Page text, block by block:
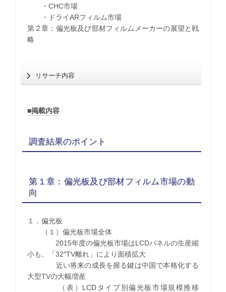
・CHC市場
・ドライARフィルム市場
第２章：偏光板及び部材フィルムメーカーの展望と戦
略
リサーチ内容
■掲載内容
調査結果のポイント
第１章：偏光板及び部材フィルム市場の動
向
１．偏光板
（１）偏光板市場全体
2015年度の偏光板市場はLCDパネルの生産縮
小も、「32″TV離れ」により面積拡大
近い将来の成長を握る鍵は中国で本格化する
大型TVの大幅増産
（表）LCDタイプ別偏光板市場規模推移